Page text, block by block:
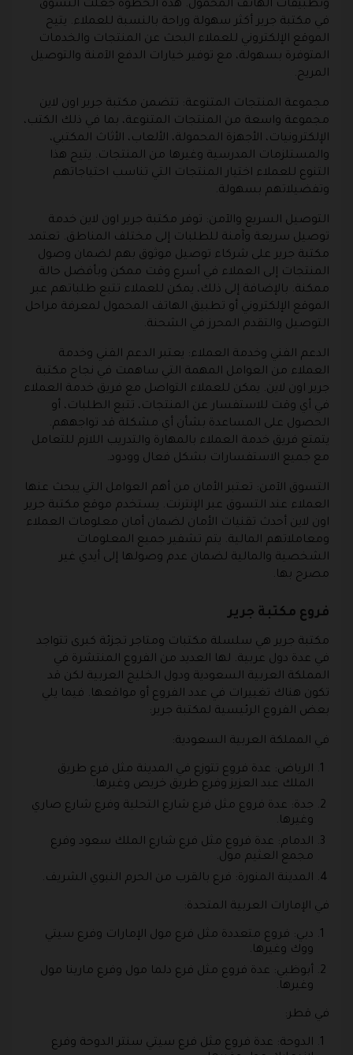
وتطبيقات الهاتف المحمول. هذه الخطوة جعلت التسوق
في مكتبة جرير أكثر سهولة وراحة بالنسبة للعملاء. يتيح
الموقع الإلكتروني للعملاء البحث عن المنتجات والخدمات
المتوفرة بسهولة، مع توفير خيارات الدفع الآمنة والتوصيل
المريح.
مجموعة المنتجات المتنوعة: تتضمن مكتبة جرير اون لاين
مجموعة واسعة من المنتجات المتنوعة، بما في ذلك الكتب،
الإلكترونيات، الأجهزة المحمولة، الألعاب، الأثاث المكتبي،
والمستلزمات المدرسية وغيرها من المنتجات. يتيح هذا
التنوع للعملاء اختيار المنتجات التي تناسب احتياجاتهم
وتفضيلاتهم بسهولة.
التوصيل السريع والآمن: توفر مكتبة جرير اون لاين خدمة
توصيل سريعة وآمنة للطلبات إلى مختلف المناطق. تعتمد
مكتبة جرير على شركاء توصيل موثوق بهم لضمان وصول
المنتجات إلى العملاء في أسرع وقت ممكن وبأفضل حالة
ممكنة. بالإضافة إلى ذلك، يمكن للعملاء تتبع طلباتهم عبر
الموقع الإلكتروني أو تطبيق الهاتف المحمول لمعرفة مراحل
التوصيل والتقدم المحرز في الشحنة.
الدعم الفني وخدمة العملاء: يعتبر الدعم الفني وخدمة
العملاء من العوامل المهمة التي ساهمت في نجاح مكتبة
جرير اون لاين. يمكن للعملاء التواصل مع فريق خدمة العملاء
في أي وقت للاستفسار عن المنتجات، تتبع الطلبات، أو
الحصول على المساعدة بشأن أي مشكلة قد تواجههم.
يتمتع فريق خدمة العملاء بالمهارة والتدريب اللازم للتعامل
مع جميع الاستفسارات بشكل فعال وودود.
التسوق الآمن: تعتبر الأمان من أهم العوامل التي يبحث عنها
العملاء عند التسوق عبر الإنترنت. يستخدم موقع مكتبة جرير
اون لاين أحدث تقنيات الأمان لضمان أمان معلومات العملاء
ومعاملاتهم المالية. يتم تشفير جميع المعلومات
الشخصية والمالية لضمان عدم وصولها إلى أيدي غير
مصرح بها.
فروع مكتبة جرير
مكتبة جرير هي سلسلة مكتبات ومتاجر تجزئة كبرى تتواجد
في عدة دول عربية. لها العديد من الفروع المنتشرة في
المملكة العربية السعودية ودول الخليج العربية لكن قد
تكون هناك تغييرات في عدد الفروع أو مواقعها. فيما يلي
بعض الفروع الرئيسية لمكتبة جرير:
في المملكة العربية السعودية:
الرياض: عدة فروع تتوزع في المدينة مثل فرع طريق
الملك عبد العزيز وفرع طريق خريص وغيرها.
جدة: عدة فروع مثل فرع شارع التحلية وفرع شارع صاري
وغيرها.
الدمام: عدة فروع مثل فرع شارع الملك سعود وفرع
مجمع العثيم مول.
المدينة المنورة: فرع بالقرب من الحرم النبوي الشريف.
في الإمارات العربية المتحدة:
دبي: فروع متعددة مثل فرع مول الإمارات وفرع سيتي
ووك وغيرها.
أبوظبي: عدة فروع مثل فرع دلما مول وفرع مارينا مول
وغيرها.
في قطر:
الدوحة: عدة فروع مثل فرع سيتي سنتر الدوحة وفرع